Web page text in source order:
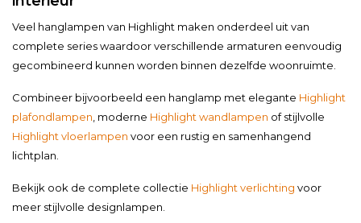
Veel hanglampen van Highlight maken onderdeel uit van
complete series waardoor verschillende armaturen eenvoudig
gecombineerd kunnen worden binnen dezelfde woonruimte.
Combineer bijvoorbeeld een hanglamp met elegante Highlight
plafondlampen , moderne Highlight wandlampen of stijlvolle
Highlight vloerlampen voor een rustig en samenhangend
lichtplan.
Bekijk ook de complete collectie Highlight verlichting voor
meer stijlvolle designlampen.